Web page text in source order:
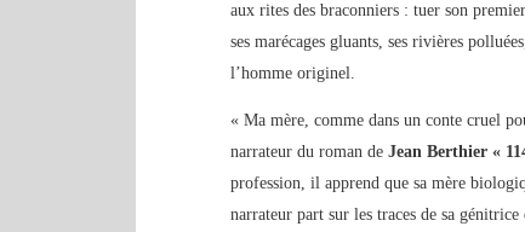
aux rites des braconniers : tuer son
ses marécages gluants, ses rivières
l’homme originel.
« Ma mère, comme dans un conte cruel
narrateur du roman deJean Berthier «
profession, il apprend que sa mère
narrateur part sur les traces de sa